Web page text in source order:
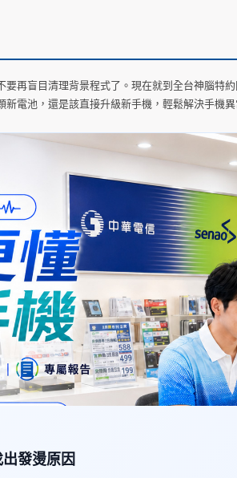
再盲目清理背景程式了。現在就到全台神腦特
電池，還是該直接升級新手機，輕鬆解決手機異
發燙原因